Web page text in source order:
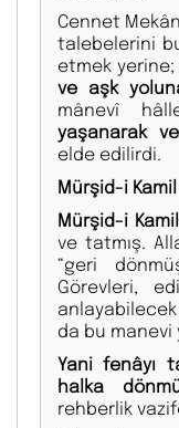
Cennet
talebelerini
etmek
ve aşk
mânevî
yaşanarak
elde edilirdi.
Mürşid-i Kamil
Mürşid-i
ve tatmış.
“geri
Görevleri,
da bu
Yani fenâyı
halka
rehberlik